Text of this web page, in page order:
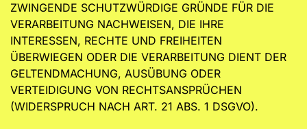
ZWINGENDE SCHUTZWÜRDIGE GRÜNDE FÜR DIE
VERARBEITUNG NACHWEISEN, DIE IHRE
INTERESSEN, RECHTE UND FREIHEITEN
ÜBERWIEGEN ODER DIE VERARBEITUNG DIENT DER
GELTENDMACHUNG, AUSÜBUNG ODER
VERTEIDIGUNG VON RECHTSANSPRÜCHEN
(WIDERSPRUCH NACH ART. 21 ABS. 1 DSGVO).